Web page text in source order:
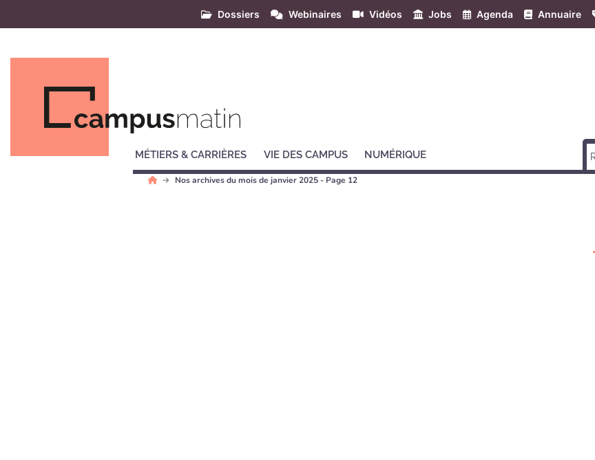
Dossiers Webinaires Vidéos Jobs Agenda Annuaire
MÉTIERS & CARRIÈRES VIE DES CAMPUS NUMÉRIQUE
Nos archives du mois de janvier 2025 - Page 12